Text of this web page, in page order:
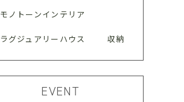
モノトーンインテリア
ラグジュアリーハウス 収納
EVENT